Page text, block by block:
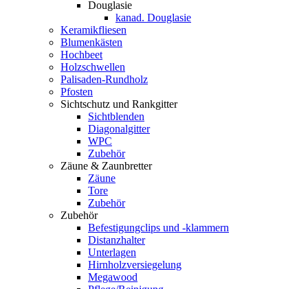
Douglasie
kanad. Douglasie
Keramikfliesen
Blumenkästen
Hochbeet
Holzschwellen
Palisaden-Rundholz
Pfosten
Sichtschutz und Rankgitter
Sichtblenden
Diagonalgitter
WPC
Zubehör
Zäune & Zaunbretter
Zäune
Tore
Zubehör
Zubehör
Befestigungclips und -klammern
Distanzhalter
Unterlagen
Hirnholzversiegelung
Megawood